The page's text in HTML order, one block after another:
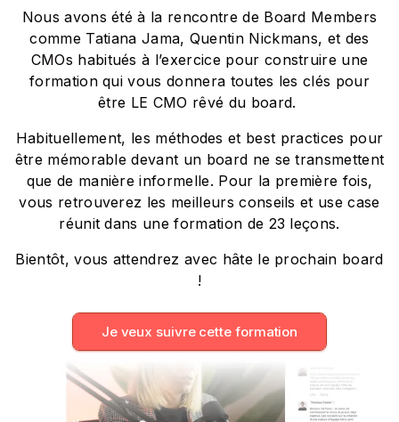
Nous avons été à la rencontre de Board Members
comme Tatiana Jama, Quentin Nickmans, et des
CMOs habitués à l’exercice pour construire une
formation qui vous donnera toutes les clés pour
être LE CMO rêvé du board.
Habituellement, les méthodes et best practices pour
être mémorable devant un board ne se transmettent
que de manière informelle. Pour la première fois,
vous retrouverez les meilleurs conseils et use case
réunit dans une formation de 23 leçons.
Bientôt, vous attendrez avec hâte le prochain board
!
Je veux suivre cette formation